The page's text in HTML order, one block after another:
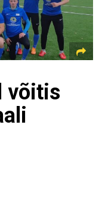
võitis